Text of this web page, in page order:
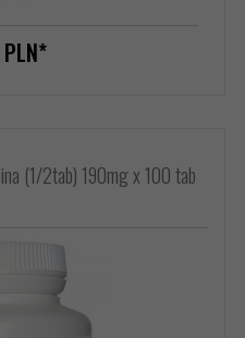
PLN*
(1/2tab) 190mg x 100 tab